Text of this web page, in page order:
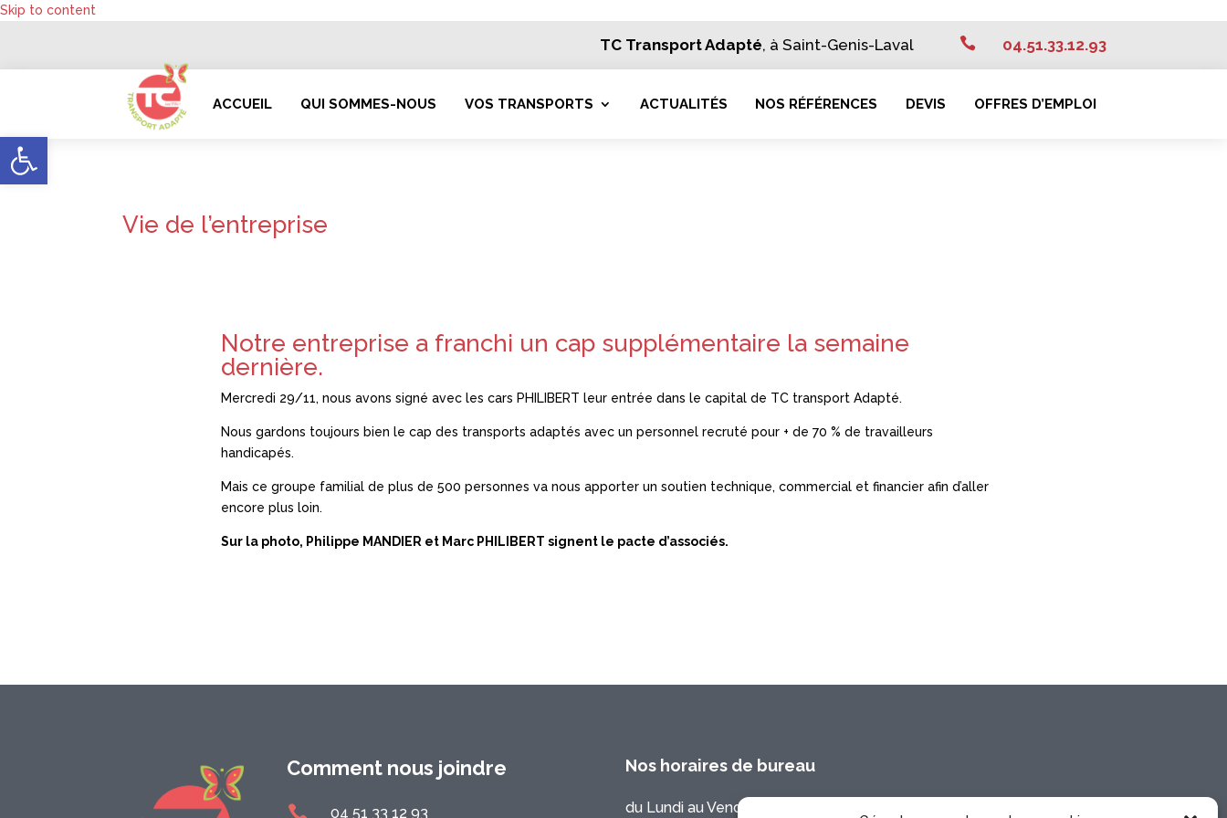
Skip to content
Ouvrir la barre d’outils
TC Transport Adapté, à Saint-Genis-Laval  04.51.33.12.93
ACCUEIL QUI SOMMES-NOUS VOS TRANSPORTS ACTUALITÉS NOS RÉFÉRENCES DEVIS OFFRES D’EMPLOI
Vie de l’entreprise
Notre entreprise a franchi un cap supplémentaire la semaine
dernière.
Mercredi 29/11, nous avons signé avec les cars PHILIBERT leur entrée dans le capital de TC transport Adapté.
Nous gardons toujours bien le cap des transports adaptés avec un personnel recruté pour + de 70 % de travailleurs
handicapés.
Mais ce groupe familial de plus de 500 personnes va nous apporter un soutien technique, commercial et financier afin d’aller
encore plus loin.
Sur la photo, Philippe MANDIER et Marc PHILIBERT signent le pacte d’associés.
Comment nous joindre
 04 51 33 12 93
Nos horaires de bureau
du Lundi au Vendredi :